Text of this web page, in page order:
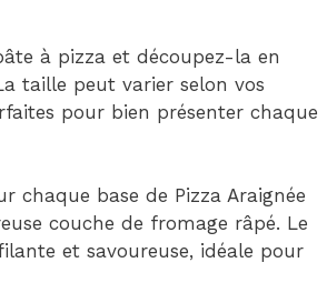
à pizza et découpez-la en
taille peut varier selon vos
pour bien présenter chaque
chaque base de Pizza Araignée
couche de fromage râpé. Le
et savoureuse, idéale pour